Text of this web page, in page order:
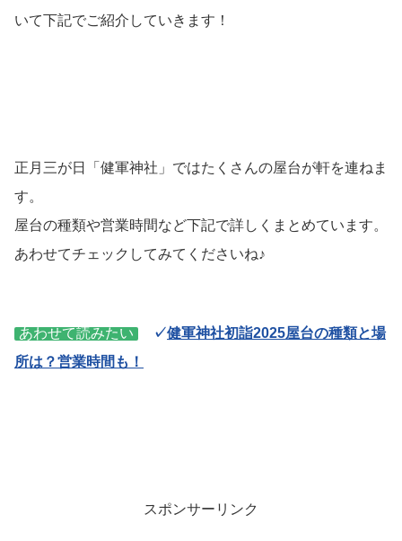
いて下記でご紹介していきます！
正月三が日「健軍神社」ではたくさんの屋台が軒を連ねま
す。
屋台の種類や営業時間など下記で詳しくまとめています。
あわせてチェックしてみてくださいね♪
あわせて読みたい ✓健軍神社初詣2025屋台の種類と場
所は？営業時間も！
スポンサーリンク